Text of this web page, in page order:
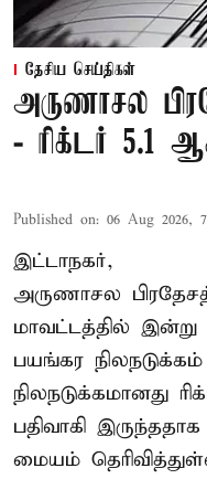
தேசிய செய்திகள்
அருணாசல
- ரிக்டர் 5.1
Published on: 06 Aug 2026,
இட்டாநகர்,
அருணாசல
மாவட்டத்தில்
பயங்கர
நிலநடுக்கமானது
பதிவாகி
மையம்